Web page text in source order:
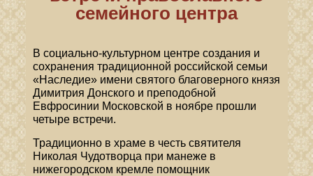
семейного центра
В социально-культурном центре создания и
сохранения традиционной российской семьи
«Наследие» имени святого благоверного князя
Димитрия Донского и преподобной
Евфросинии Московской в ноябре прошли
четыре встречи.
Традиционно в храме в честь святителя
Николая Чудотворца при манеже в
нижегородском кремле помощник